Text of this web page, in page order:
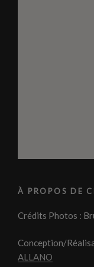
À PROPOS DE
Crédits Photos :
Conception/
ALLANO